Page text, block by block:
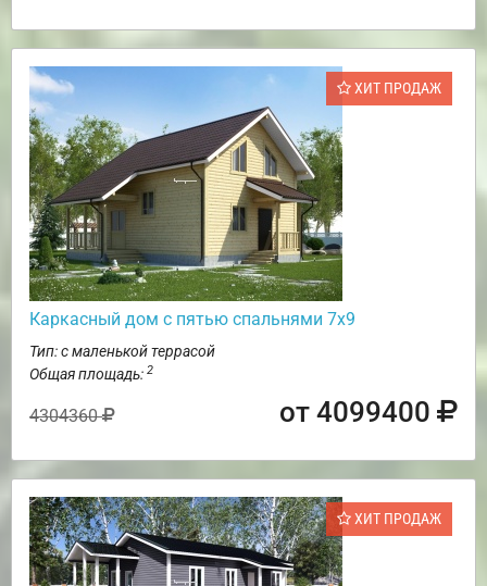
ХИТ ПРОДАЖ
Каркасный дом с пятью спальнями 7х9
Тип: с маленькой террасой
Общая площадь: 2
4304360 от 4099400
ХИТ ПРОДАЖ